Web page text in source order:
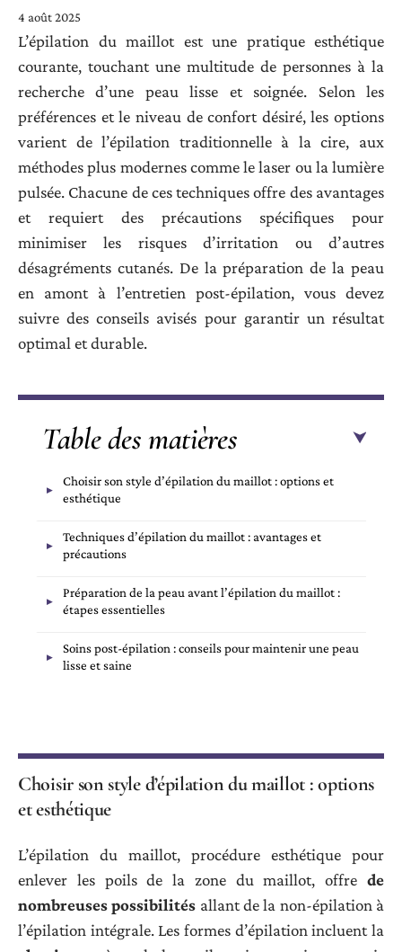
4 août 2025
L’épilation du maillot est une pratique esthétique
courante, touchant une multitude de personnes à la
recherche d’une peau lisse et soignée. Selon les
préférences et le niveau de confort désiré, les options
varient de l’épilation traditionnelle à la cire, aux
méthodes plus modernes comme le laser ou la lumière
pulsée. Chacune de ces techniques offre des avantages
et requiert des précautions spécifiques pour
minimiser les risques d’irritation ou d’autres
désagréments cutanés. De la préparation de la peau
en amont à l’entretien post-épilation, vous devez
suivre des conseils avisés pour garantir un résultat
optimal et durable.
Table des matières
Choisir son style d’épilation du maillot : options et
esthétique
Techniques d’épilation du maillot : avantages et
précautions
Préparation de la peau avant l’épilation du maillot :
étapes essentielles
Soins post-épilation : conseils pour maintenir une peau
lisse et saine
Choisir son style d’épilation du maillot : options
et esthétique
L’épilation du maillot, procédure esthétique pour
enlever les poils de la zone du maillot, offre de
nombreuses possibilités allant de la non-épilation à
l’épilation intégrale. Les formes d’épilation incluent la